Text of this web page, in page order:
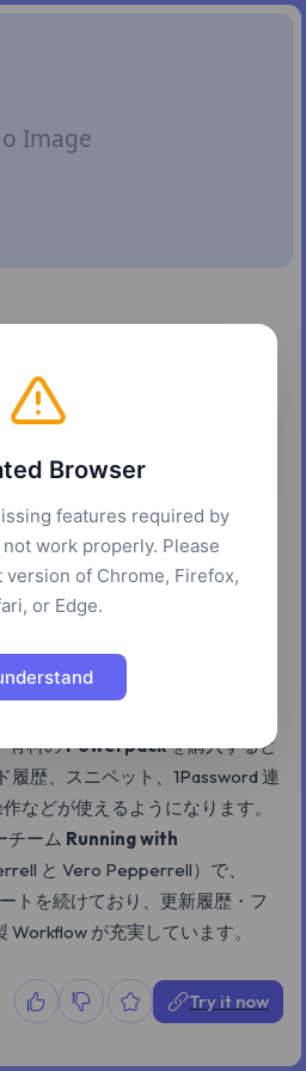
起動、ワークフロー実行、Mac
ー。
ンチャーアプリで、Spotlight を
操作に置き換えてくれます。ホ
ウィンドウから、アプリの起
、クリップボード履歴、スニペ
や AppleScript や Web アクショ
の実行までこなせます。
有料のPowerpackを購入すると
歴、スニペット、1Password 連
などが使えるようになります。
チーム Running with
と Vero Pepperrell）で、
トを続けており、更新履歴・フ
Workflow が充実しています。
Try it now
Browser
features required by
work properly. Please
version of Chrome, Firefox,
or Edge.